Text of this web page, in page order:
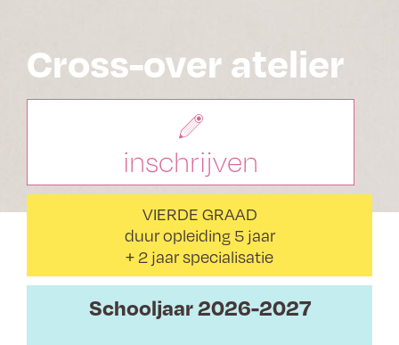
Cross-over atelier
inschrijven
VIERDE GRAAD
duur opleiding 5 jaar
+ 2 jaar specialisatie
Schooljaar 2026-2027